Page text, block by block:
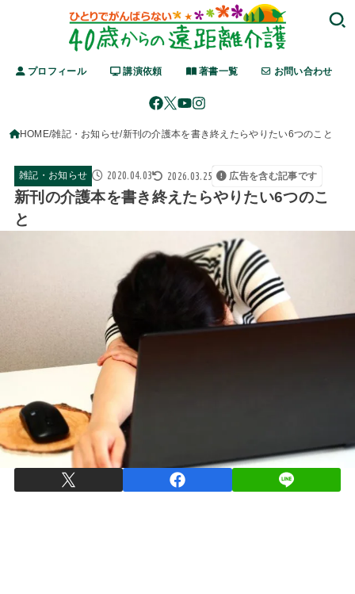
プロフィール 講演依頼 著書一覧 お問い合わせ
HOME 雑記・お知らせ 新刊の介護本を書き終えたらやりたい6つのこと
雑記・お知らせ 2020.04.03 2026.03.25 広告を含む記事です
新刊の介護本を書き終えたらやりたい6つのこ
と